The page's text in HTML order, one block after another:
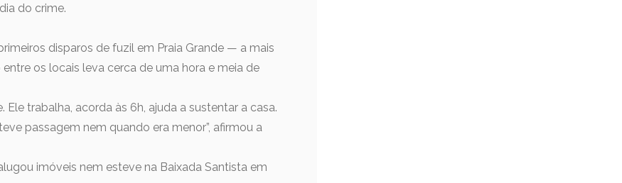
do crime.
disparos de fuzil em Praia Grande — a mais
os locais leva cerca de uma hora e meia de
Ele trabalha, acorda às 6h, ajuda a sustentar a casa.
passagem nem quando era menor”, afirmou a
imóveis nem esteve na Baixada Santista em